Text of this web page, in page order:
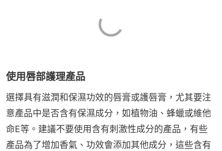
使用唇部護理產品
選擇具有滋潤和保濕功效的唇膏或護唇膏，尤其要注
意產品中是否含有保濕成分，如植物油、蜂蠟或維他
命E等。建議不要使用含有刺激性成分的產品，有些
產品為了增加香氣、功效會添加其他成分，這些含有